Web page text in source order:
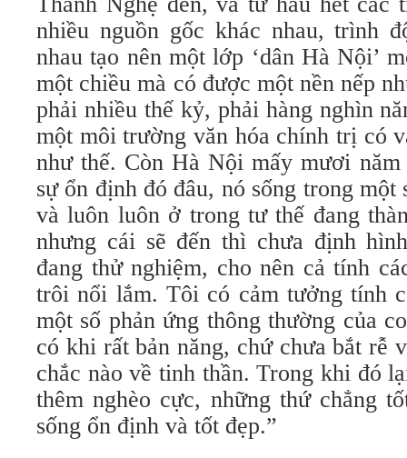
nhiều nguồn gốc khác nhau, trình
nhau tạo nên một lớp ‘dân Hà Nội’
một chiều mà có được một nền nếp
phải nhiều thế kỷ, phải hàng nghìn
một môi trường văn hóa chính trị có
như thế. Còn Hà Nội mấy mươi
sự ổn định đó đâu, nó sống trong
và luôn luôn ở trong tư thế đang
nhưng cái sẽ đến thì chưa định
đang thử nghiệm, cho nên cả tính
trôi nổi lắm. Tôi có cảm tưởng tính
một số phản ứng thông thường của
có khi rất bản năng, chứ chưa bắt rễ
chắc nào về tinh thần. Trong khi đó
thêm nghèo cực, những thứ chẳng
sống ổn định và tốt đẹp.”